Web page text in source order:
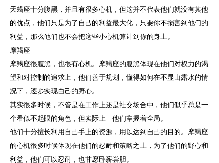
天蝎座十分腹黑，并且有很多心机，但这并不代表他们就没有其他
的优点，他们只是为了自己的利益最大化，只要你不损害到他们的
利益，那么他们也不会把这些小心机算计到你的身上。
摩羯座
摩羯座很腹黑，也很有心机。摩羯座的腹黑体现在他们对权力的渴
望和对控制的追求上，他们善于规划，懂得如何在不显山露水的情
况下，逐步实现自己的野心。
其实很多时候，不管是在工作上还是社交场合中，他们似乎总是一
个看似不起眼的角色，但实际上，他们掌握着全局。
他们十分擅长利用自己手上的资源，用以达到自己的目的。摩羯座
的心机很多时候体现在他们的忍耐和策略之上，为了他们的野心和
利益，他们可以忍耐，也甘愿卧薪尝胆。